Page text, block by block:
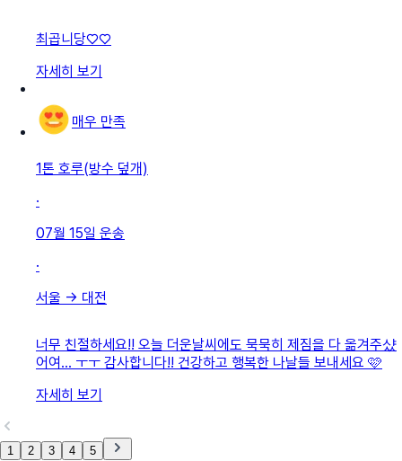
최곱니당♡♡
자세히 보기
매우 만족
1톤 호루(방수 덮개)
·
07월 15일 운송
·
서울 → 대전
너무 친절하세요!! 오늘 더운날씨에도 묵묵히 제짐을 다 옮겨주샸
어여... ㅜㅜ 감사합니다!! 건강하고 행복한 나날들 보내세요 🩷
자세히 보기
1 2 3 4 5